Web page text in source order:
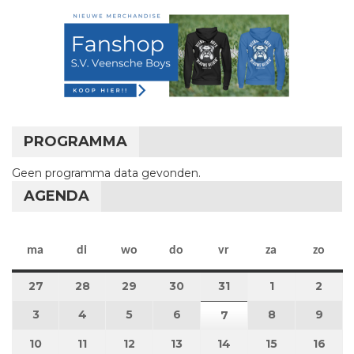
PROGRAMMA
Geen programma data gevonden.
AGENDA
ma maandag
di dinsdag
wo woensdag
do donderdag
vr vrijdag
za zaterdag
zo
27 27 juli 2026
28 28 juli 2026
29 29 juli 2026
30 30 juli 2026
31 31 juli 2026
11 augustus
2
3 3 augustus 2026
4 4 augustus 2026
5 5 augustus 2026
6 6 augustus 2026
7 7 augustus 2026
8 8 augustus
9
10 10 augustus 2026
11 11 augustus 2026
12 12 augustus 2026
13 13 augustus 2026
14 14 augustus 2026
15 15 16